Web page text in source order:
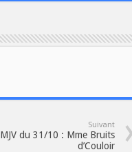
Suivant
MJV du 31/10 : Mme Bruits
d’Couloir